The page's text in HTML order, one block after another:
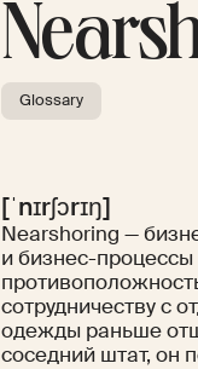
Glossary
[ˈnɪrʃɔrɪŋ]
Nearshoring —
и бизнес-
сотрудничеству с
одежды раньше
соседний штат, он